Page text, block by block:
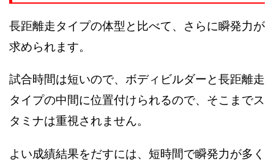
長距離走タイプの体型と比べて、さらに瞬発力が
求められます。
試合時間は短いので、ボディビルダーと長距離走
タイプの中間に位置付けられるので、そこまでス
タミナは重視されません。
よい成績結果をだすには、短時間で瞬発力が多く